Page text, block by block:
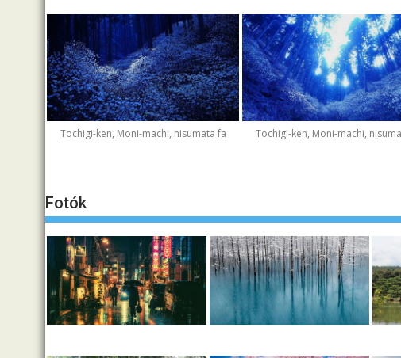
Tochigi-ken, Moni-machi, nisumata fa Tochigi-ken, Moni-machi,
Fotók